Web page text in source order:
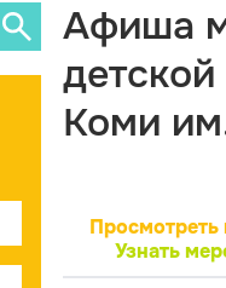
Афиша
Коми
Просмотреть
Узнать